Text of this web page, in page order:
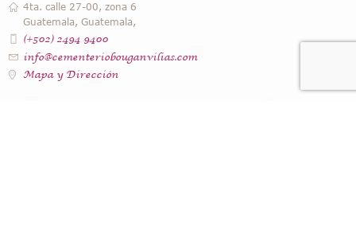
4ta. calle 27-00, zona 6
Guatemala, Guatemala,
(+502) 2494 9400
info@cementeriobouganvilias.com
Mapa y Dirección